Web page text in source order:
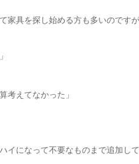
家具を探し始める方も多いのです
考えてなかった」
イになって不要なものまで追加し